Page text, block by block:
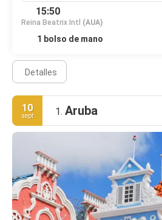
15:50
Reina Beatrix Intl (AUA)
1 bolso de mano
Detalles
10
sept 1. Aruba